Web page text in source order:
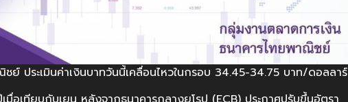
ย์ ประเมินค่าเงินบาทวันนี้เคลื่อนไหวในกรอบ 34.45-34.75 บาท/ดอลลาร์